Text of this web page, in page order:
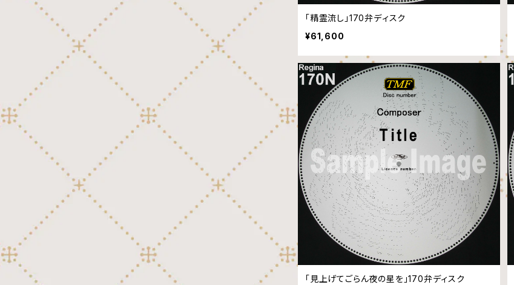
「精霊流し」170弁ディスク
¥61,600
「見上げてごらん夜の星を」170弁ディスク
童謡、唱歌、日本民謡
日本映画、テレビ
邦楽ポピュラー